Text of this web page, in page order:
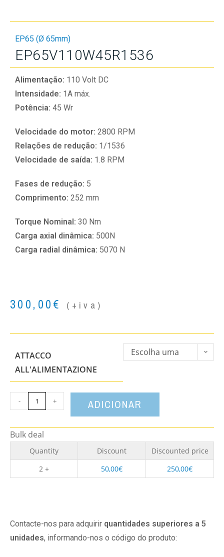
EP65 (Ø 65mm)
EP65V110W45R1536
Alimentação: 110 Volt DC
Intensidade: 1A máx.
Potência: 45 Wr
Velocidade do motor: 2800 RPM
Relações de redução: 1/1536
Velocidade de saída: 1.8 RPM
Fases de redução: 5
Comprimento: 252 mm
Torque Nominal: 30 Nm
Carga axial dinâmica: 500N
Carga radial dinâmica: 5070 N
300,00€ (+iva)
ATTACCO
ALL'ALIMENTAZIONE
Escolha uma
- + ADICIONAR
Bulk deal
Quantity Discount
Discounted price
2 +
50,00€ 250,00€
Contacte-nos para adquirir quantidades superiores a 5
unidades, informando-nos o código do produto: